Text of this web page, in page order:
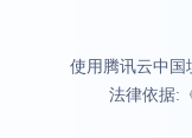
使用腾讯云中国
法律依据: